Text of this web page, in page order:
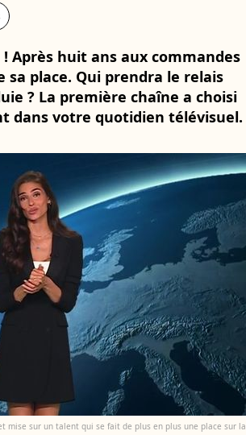
Après huit ans aux commandes
sa place. Qui prendra le relais
? La première chaîne a choisi
dans votre quotidien télévisuel.
mise sur un talent qui se fait de plus en plus une place sur la